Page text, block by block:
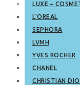
LUXE –
L’OREAL
SEPHORA
LVMH
YVES ROCHER
CHANEL
CHRISTIAN